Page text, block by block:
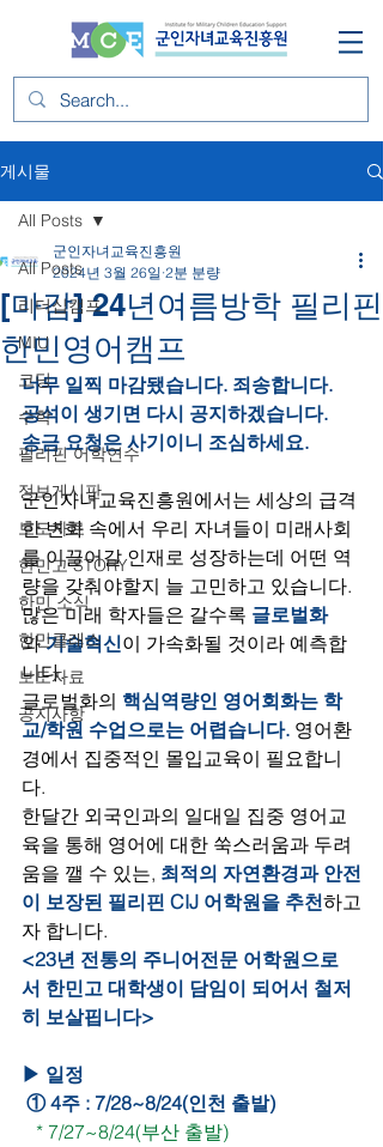
게시물
All Posts
리더십캠프
MIU
코딩
수학
필리핀 어학연수
정보게시판
보도자료
한민고 STORY
한민 소식
한민클래스
보도자료
공지사항
All Posts
[마감] 24년여름방학 필리핀
한민영어캠프
군인자녀교육진흥원
2024년 3월 26일 2분 분량
너무 일찍 마감됐습니다. 죄송합니다.
공석이 생기면 다시 공지하겠습니다.
송금 요청은 사기이니 조심하세요.
군인자녀교육진흥원에서는 세상의 급격
한 변화 속에서 우리 자녀들이 미래사회
를 이끌어갈 인재로 성장하는데 어떤 역
량을 갖춰야할지 늘 고민하고 있습니다.
많은 미래 학자들은 갈수록 글로벌화
와 기술혁신이 가속화될 것이라 예측합
니다.
글로벌화의 핵심역량인 영어회화는 학
교/학원 수업으로는 어렵습니다. 영어환
경에서 집중적인 몰입교육이 필요합니
다.
한달간 외국인과의 일대일 집중 영어교
육을 통해 영어에 대한 쑥스러움과 두려
움을 깰 수 있는, 최적의 자연환경과 안전
이 보장된 필리핀 CIJ 어학원을 추천하고
자 합니다.
<23년 전통의 주니어전문 어학원으로
서 한민고 대학생이 담임이 되어서 철저
히 보살핍니다>​
▶ 일정
① 4주 : 7/28~8/24(인천 출발)
* 7/27~8/24(부산 출발)